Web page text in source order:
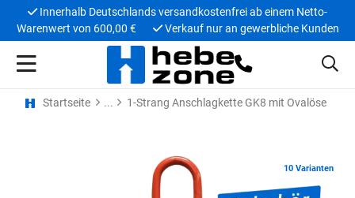
Innerhalb Deutschlands versandkostenfrei ab einem Netto-
Warenwert von 600,00 €
Verkauf nur an gewerbliche Kunden
Startseite 1-Strang Anschlagkette GK8 mit Ovalöse
10 Varianten